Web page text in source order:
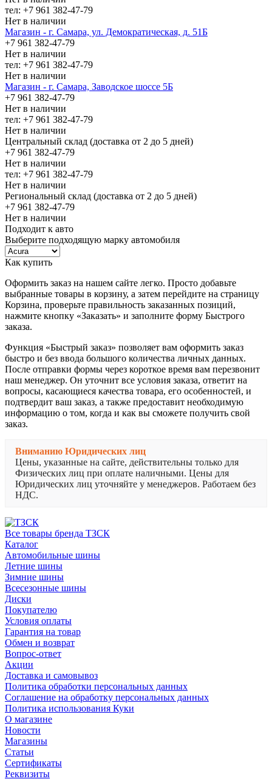
тел: +7 961 382-47-79
Нет в наличии
Магазин - г. Самара, ул. Демократическая, д. 51Б
+7 961 382-47-79
Нет в наличии
тел: +7 961 382-47-79
Нет в наличии
Магазин - г. Самара, Заводское шоссе 5Б
+7 961 382-47-79
Нет в наличии
тел: +7 961 382-47-79
Нет в наличии
Центральный склад (доставка от 2 до 5 дней)
+7 961 382-47-79
Нет в наличии
тел: +7 961 382-47-79
Нет в наличии
Региональный склад (доставка от 2 до 5 дней)
+7 961 382-47-79
Нет в наличии
Подходит к авто
Выберите подходящую марку автомобиля
Как купить
Оформить заказ на нашем сайте легко. Просто добавьте
выбранные товары в корзину, а затем перейдите на страницу
Корзина, проверьте правильность заказанных позиций,
нажмите кнопку «Заказать» и заполните форму Быстрого
заказа.
Функция «Быстрый заказ» позволяет вам оформить заказ
быстро и без ввода большого количества личных данных.
После отправки формы через короткое время вам перезвонит
наш менеджер. Он уточнит все условия заказа, ответит на
вопросы, касающиеся качества товара, его особенностей, и
подтвердит ваш заказ, а также предоставит необходимую
информацию о том, когда и как вы сможете получить свой
заказ.
Вниманию Юридических лиц
Цены, указанные на сайте, действительны только для
Физических лиц при оплате наличными. Цены для
Юридических лиц уточняйте у менеджеров. Работаем без
НДС.
Все товары бренда ТЗСК
Каталог
Автомобильные шины
Летние шины
Зимние шины
Всесезонные шины
Диски
Покупателю
Условия оплаты
Гарантия на товар
Обмен и возврат
Вопрос-ответ
Акции
Доставка и самовывоз
Политика обработки персональных данных
Соглашение на обработку персональных данных
Политика использования Куки
О магазине
Новости
Магазины
Статьи
Сертификаты
Реквизиты